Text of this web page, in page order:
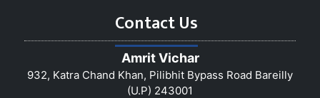
Contact Us
Amrit Vichar
932, Katra Chand Khan, Pilibhit Bypass Road Bareilly
(U.P) 243001